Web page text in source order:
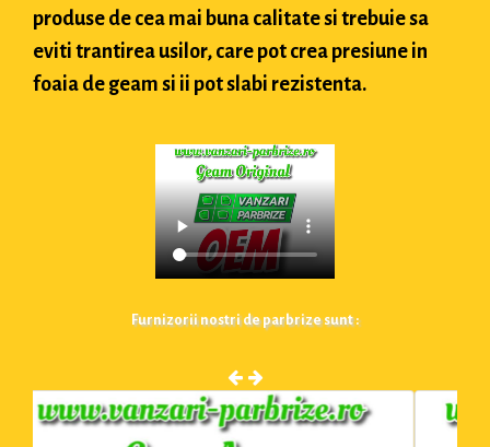
produse de cea mai buna calitate si trebuie sa
eviti trantirea usilor, care pot crea presiune in
foaia de geam si ii pot slabi rezistenta.
Furnizorii nostri de parbrize sunt :